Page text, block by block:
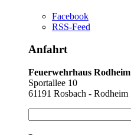
Facebook
RSS-Feed
Anfahrt
Feuerwehrhaus Rodheim
Sportallee 10
61191 Rosbach - Rodheim
nach: